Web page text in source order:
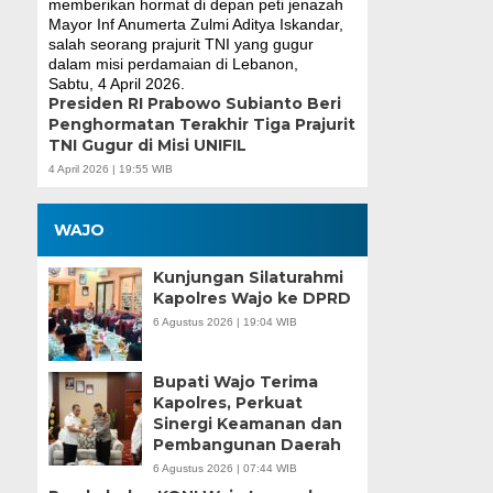
Presiden RI Prabowo Subianto Beri
Penghormatan Terakhir Tiga Prajurit
TNI Gugur di Misi UNIFIL
4 April 2026 | 19:55 WIB
WAJO
Kunjungan Silaturahmi
Kapolres Wajo ke DPRD
6 Agustus 2026 | 19:04 WIB
Bupati Wajo Terima
Kapolres, Perkuat
Sinergi Keamanan dan
Pembangunan Daerah
6 Agustus 2026 | 07:44 WIB